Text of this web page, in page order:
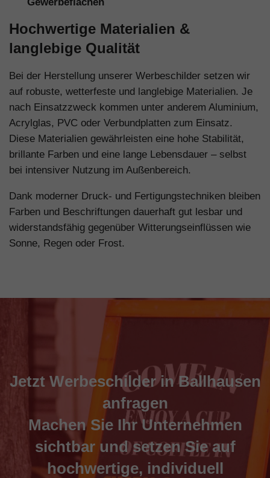
Hochwertige Materialien &
langlebige Qualität
Bei der Herstellung unserer Werbeschilder setzen wir
auf robuste, wetterfeste und langlebige Materialien. Je
nach Einsatzzweck kommen unter anderem Aluminium,
Acrylglas, PVC oder Verbundplatten zum Einsatz.
Diese Materialien gewährleisten eine hohe Stabilität,
brillante Farben und eine lange Lebensdauer – selbst
bei intensiver Nutzung im Außenbereich.
Dank moderner Druck- und Fertigungstechniken bleiben
Farben und Beschriftungen dauerhaft gut lesbar und
widerstandsfähig gegenüber Witterungseinflüssen wie
Sonne, Regen oder Frost.
Jetzt Werbeschilder in Ballhausen
anfragen
Machen Sie Ihr Unternehmen
sichtbar und setzen Sie auf
hochwertige, individuell